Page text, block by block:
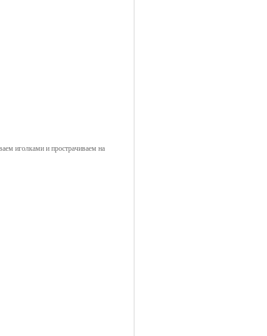
иголками и прострачиваем на